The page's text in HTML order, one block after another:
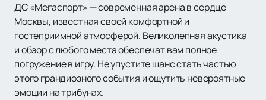
ДС «Мегаспорт» — современная арена в сердце
Москвы, известная своей комфортной и
гостеприимной атмосферой. Великолепная акустика
и обзор с любого места обеспечат вам полное
погружение в игру. Не упустите шанс стать частью
этого грандиозного события и ощутить невероятные
эмоции на трибунах.